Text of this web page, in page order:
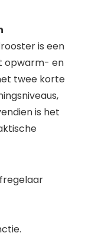
is een
opwarm- en
twee korte
is het